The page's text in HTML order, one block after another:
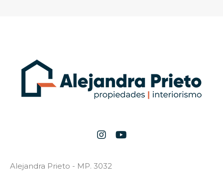
Alejandra Prieto - MP. 3032